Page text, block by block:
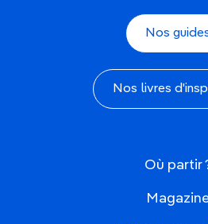
Nos
Nos livres
Où partir